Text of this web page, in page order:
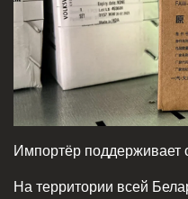
Импортёр поддерживает
На территории всей